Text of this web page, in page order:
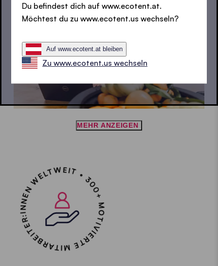
MEHR ANZEIGEN
300+ MOTIVIERTE MITARBEITER:INNEN WELTWEIT •
Du befindest dich auf www.ecotent.at.
Möchtest du zu www.ecotent.us wechseln?
Auf www.ecotent.at bleiben
Zu www.ecotent.us wechseln